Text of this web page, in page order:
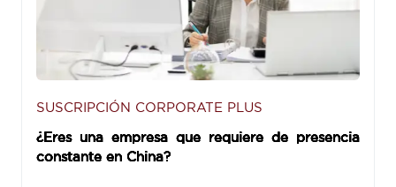
SUSCRIPCIÓN CORPORATE PLUS
¿Eres una empresa que requiere de presencia
constante en China?